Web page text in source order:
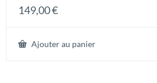
149,00€
Ajouter au panier